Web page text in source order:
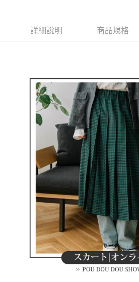
消。如遇「轉專審核」未通過狀況，表示未達
2.透過簡訊連結打開帳單後，可選擇「超商條
帳／街口支付／iPASS MONEY」等通路繳費。
【注意事項】
1.本服務係由「台灣大哥大股份有限公司」（
用戶於交易時，得透過本服務購買商品或服務
買賣價金債權讓與本公司後，依約使用本公司帳
2.基於同意付款使用「大哥付你分期」之契約
資料（包含姓名、電話或地址）提供予台灣大
由本公司與您本人進行分期帳單所需資料之確
3.完整用戶服務條款，請詳閱以下連結：https://
１．簡單：不需註冊會員、不需綁卡、不需儲值
結帳頁面，進行簡訊認證並確認金額後，即可
２．訂單成立數日內，您將收到繳費通知簡訊。
３．收到繳費通知簡訊後14天內，點擊此簡訊
ATM／網路銀行／等多元方式進行付款，方視為
※ 請注意：結帳手續完成當下不需立刻繳費，
購買商品的店家。未經商家同意取消之訂單仍
後付繳納相關費用。
※ 交易是否成功請以「AFTEE先享後付 」之結
是否繳費成功／繳費後需取消欲退款等相關疑
客戶支援中心」https://
１．透過由恩沛科技股份有限公司提供之「
易，需依本服務之必要範圍內提供個人資料，
權轉讓予恩沛科技股份有限公司。
２．關於個人資料處理事宜，請瀏覽以下網址：
https://aftee.tw/terms/#terms3
３．未成年的使用者請事先徵得法定代理人或
「AFTEE先享後付」，若未經同意申辦者引起
４．使用「AFTEE先享後付」時，將依據個別
運送方式
付款後全家取貨
每筆NT$80，滿NT$2,000(含以上)免運費
萊爾富取貨付款
每筆NT$80，滿NT$2,000(含以上)免運費
付款後萊爾富取貨
每筆NT$80，滿NT$2,000(含以上)免運費
7-11取貨付款
每筆NT$80，滿NT$2,000(含以上)免運費
付款後7-11取貨
每筆NT$80，滿NT$2,000(含以上)免運費
每筆NT$80，滿NT$2,000(含以上)免運費
詳細說明 商品規格